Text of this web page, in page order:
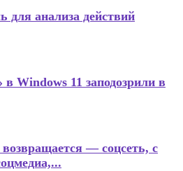
для анализа действий
Windows 11 заподозрили в
— соцсеть, с